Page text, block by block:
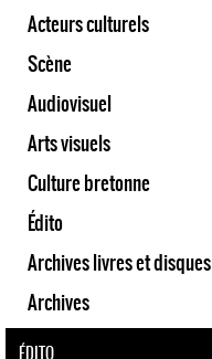
Acteurs culturels
Scène
Audiovisuel
Arts visuels
Culture bretonne
Édito
Archives livres et disques
Archives
ÉDITO